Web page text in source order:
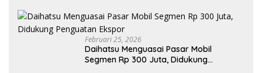
Februari 25, 2026
Daihatsu Menguasai Pasar Mobil
Segmen Rp 300 Juta, Didukung